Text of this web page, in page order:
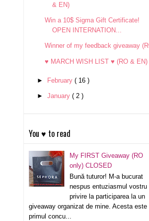
& EN)
Win a 10$ Sigma Gift Certificate!
OPEN INTERNATION...
Winner of my feedback giveaway
♥ MARCH WISH LIST ♥ (RO & EN)
► February ( 16 )
► January ( 2 )
You ♥ to read
My FIRST Giveaway (RO
only) CLOSED
Bună tuturor! M-a bucurat
nespus entuziasmul vostru
privire la participarea la un
giveaway organizat de mine. Acesta este
primul concu...